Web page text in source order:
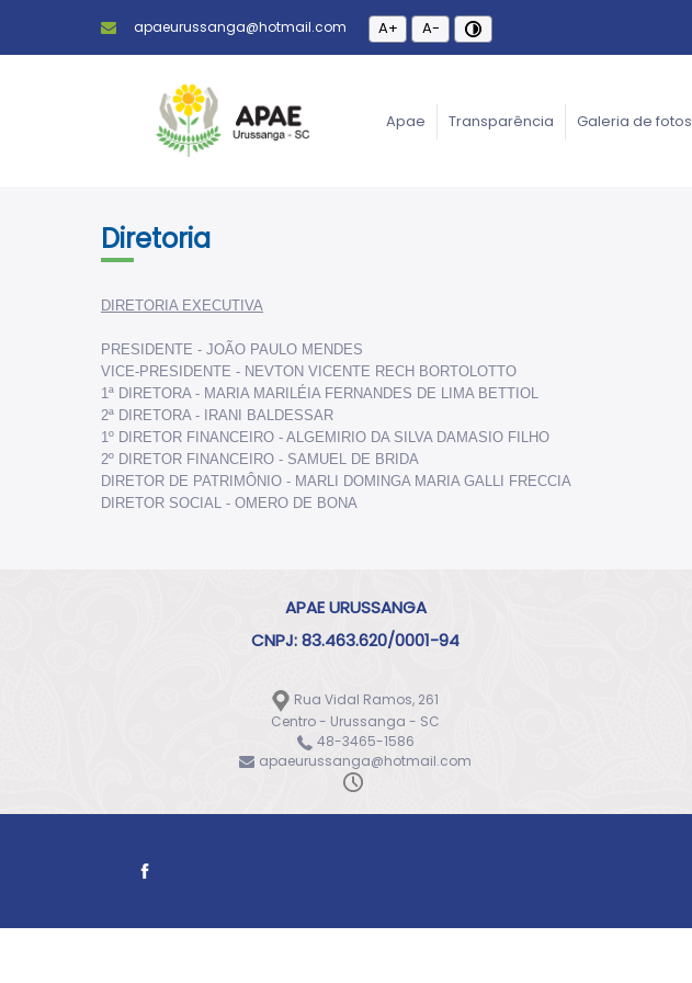
apaeurussanga@hotmail.com A+ A-
Apae Transparência Galeria de fotos
Diretoria
DIRETORIA EXECUTIVA
PRESIDENTE - JOÃO PAULO MENDES
VICE-PRESIDENTE - NEVTON VICENTE RECH BORTOLOTTO
1ª DIRETORA - MARIA MARILÉIA FERNANDES DE LIMA BETTIOL
2ª DIRETORA - IRANI BALDESSAR
1º DIRETOR FINANCEIRO - ALGEMIRIO DA SILVA DAMASIO FILHO
2º DIRETOR FINANCEIRO - SAMUEL DE BRIDA
DIRETOR DE PATRIMÔNIO - MARLI DOMINGA MARIA GALLI FRECCIA
DIRETOR SOCIAL - OMERO DE BONA
APAE URUSSANGA
CNPJ: 83.463.620/0001-94
Rua Vidal Ramos, 261
Centro - Urussanga - SC
48-3465-1586
apaeurussanga@hotmail.com